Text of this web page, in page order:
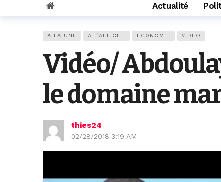
Actualité
A LA UNE A L’AFFICHE ECONOMIE VIDEO
Vidéo/
le domaine
thies24
02/28/2018 3:19 AM